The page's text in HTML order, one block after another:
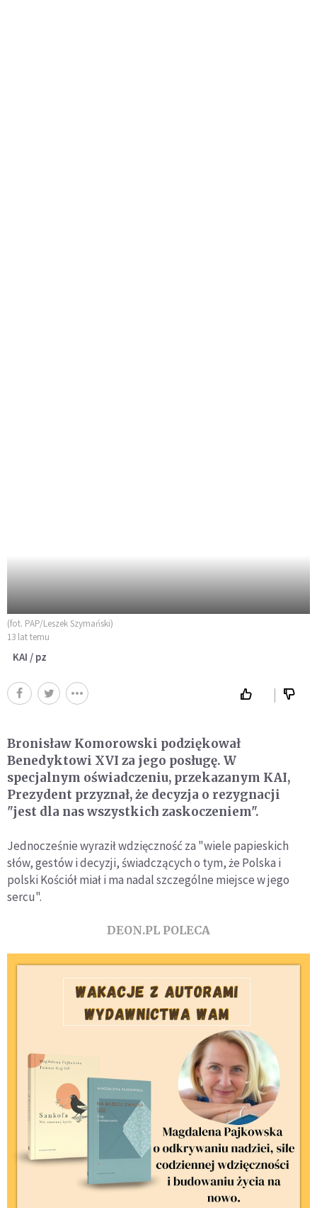
(fot. PAP/Leszek Szymański)
13 lat temu
KAI / pz
Bronisław Komorowski podziękował
Benedyktowi XVI za jego posługę. W
specjalnym oświadczeniu, przekazanym KAI,
Prezydent przyznał, że decyzja o rezygnacji
"jest dla nas wszystkich zaskoczeniem".
Jednocześnie wyraził wdzięczność za "wiele papieskich
słów, gestów i decyzji, świadczących o tym, że Polska i
polski Kościół miał i ma nadal szczególne miejsce w jego
sercu".
DEON.PL POLECA